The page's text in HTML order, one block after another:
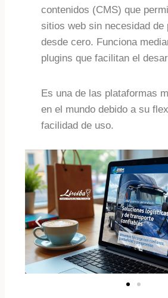
contenidos (CMS) que
sitios web sin necesidad de
desde cero. Funciona
plugins que facilitan el
Es una de las plataformas
en el mundo debido a su
facilidad de uso.